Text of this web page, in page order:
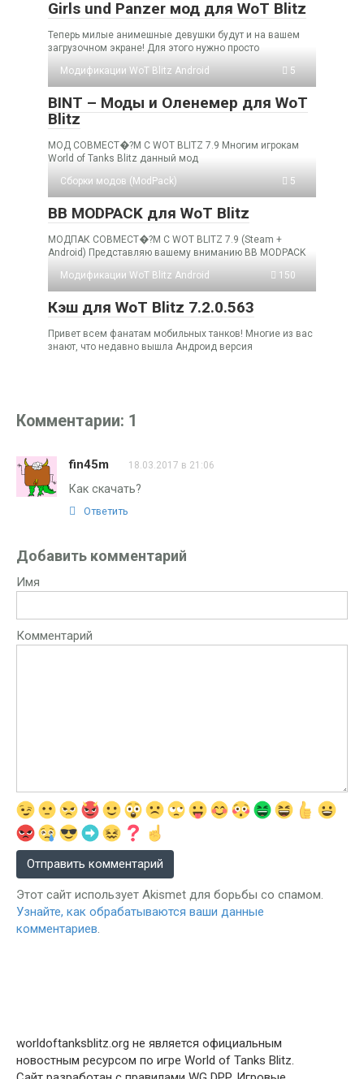
Girls und Panzer мод для WoT Blitz
Теперь милые анимешные девушки будут и на вашем
загрузочном экране! Для этого нужно просто
Модификации WoT Blitz Android
5
BINT – Моды и Оленемер для WoT
Blitz
МОД СОВМЕСТ�?М С WOT BLITZ 7.9 Многим игрокам
World of Tanks Blitz данный мод
Cборки модов (ModPack)
5
BB MODPACK для WoT Blitz
МОДПАК СОВМЕСТ�?М С WOT BLITZ 7.9 (Steam +
Android) Представляю вашему вниманию BB MODPACK
Модификации WoT Blitz Android
150
Кэш для WoT Blitz 7.2.0.563
Привет всем фанатам мобильных танков! Многие из вас
знают, что недавно вышла Андроид версия
Комментарии: 1
fin45m 18.03.2017 в 21:06
Как скачать?
Ответить
Добавить комментарий
Имя
Комментарий
Этот сайт использует Akismet для борьбы со спамом.
Узнайте, как обрабатываются ваши данные
комментариев.
worldoftanksblitz.org не является официальным
новостным ресурсом по игре World of Tanks Blitz.